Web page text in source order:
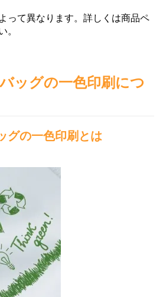
って異なります。詳しくは商品ペ
。
ッグの一色印刷につ
グの一色印刷とは